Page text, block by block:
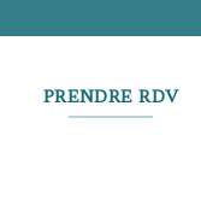
PRENDRE RDV